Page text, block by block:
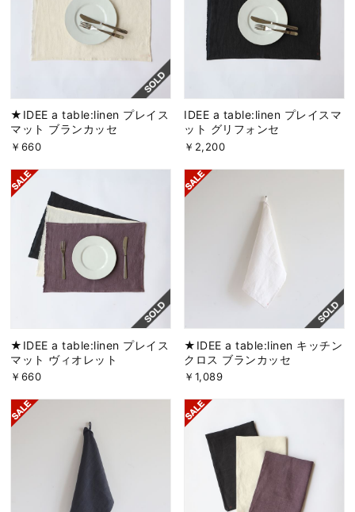
★IDEE a table:linen プレイス
マット ブランカッセ
￥660
IDEE a table:linen プレイスマ
ット グリフォンセ
￥2,200
★IDEE a table:linen プレイス
マット ヴィオレット
￥660
★IDEE a table:linen キッチン
クロス ブランカッセ
￥1,089